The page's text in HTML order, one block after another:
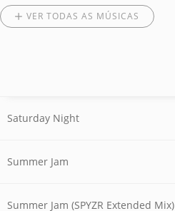
VER TODAS AS MÚSICAS
Saturday Night
Summer Jam
Summer Jam (SPYZR Extended Mix)